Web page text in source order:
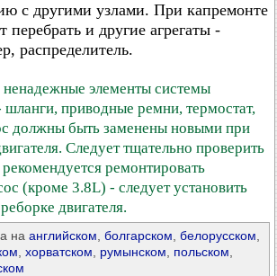
с другими узлами. При капремонте
перебрать и другие агрегаты -
распределитель.
элементы системы
приводные ремни, термостат,
должны быть заменены новыми при
Следует тщательно проверить
ремонтировать
(кроме 3.8L) - следует установить
двигателя.
на английском болгарском белорусском
хорватском румынском польском